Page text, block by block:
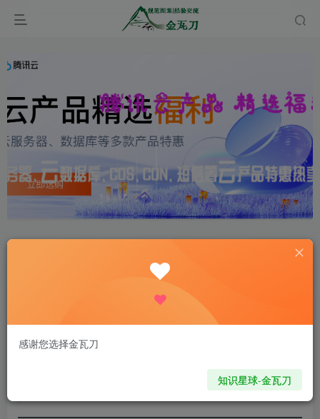
首页 经验分享 AI应用 正文
附录E：常见问题-OpenClaw常见问题速查
：遇到问题？先在这里找答案，90%
感谢您选择金瓦刀
知识星球-金瓦刀